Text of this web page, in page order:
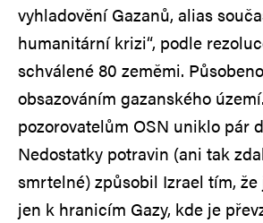
vyhladovění Gazanů, alias
humanitární krizi“, podle
schválené 80 zeměmi.
obsazováním gazanského
pozorovatelům OSN uniklo pár
Nedostatky potravin (ani tak
smrtelné) způsobil Izrael tím, že
jen k hranicím Gazy, kde je